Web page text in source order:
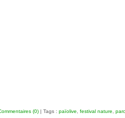
(0) | Tags : païolive festival nature